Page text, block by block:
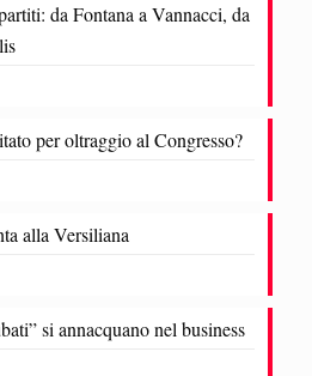
da Fontana a Vannacci, da
per oltraggio al Congresso?
alla Versiliana
si annacquano nel business